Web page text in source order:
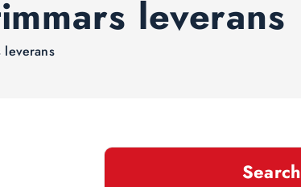
leverans
leverans
Search